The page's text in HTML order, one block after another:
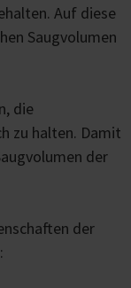
Auf diese
Saugvolumen
die
zu halten. Damit
der
der